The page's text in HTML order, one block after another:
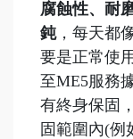
腐蝕性、耐
鈍，每天都
要是正常使
至ME5服務
有終身保固
固範圍內(例